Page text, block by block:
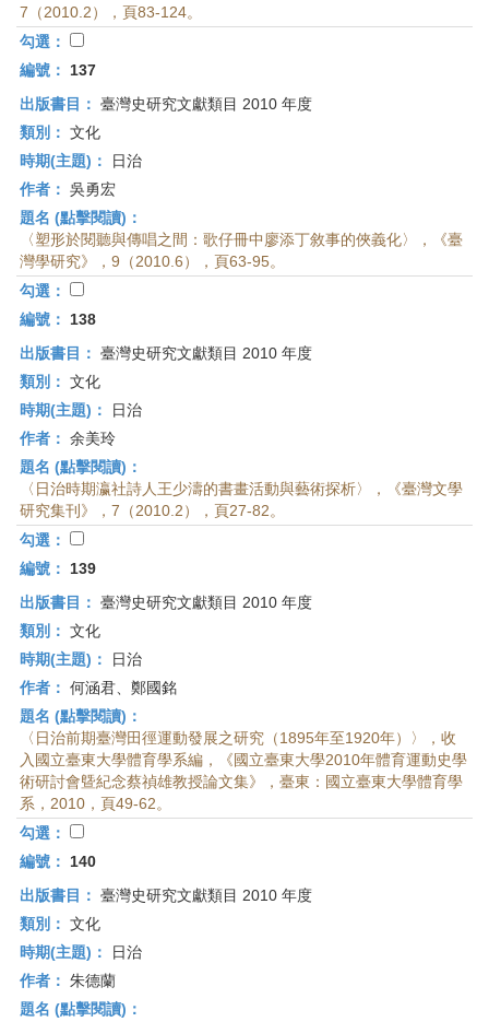
7（2010.2），頁83-124。
勾選：
編號：
137
出版書目： 臺灣史研究文獻類目 2010 年度
類別： 文化
時期(主題)：
日治
作者： 吳勇宏
題名 (點擊閱讀)：
〈塑形於閱聽與傳唱之間：歌仔冊中廖添丁敘事的俠義化〉，《臺
灣學研究》，9（2010.6），頁63-95。
勾選：
編號：
138
出版書目： 臺灣史研究文獻類目 2010 年度
類別： 文化
時期(主題)：
日治
作者： 余美玲
題名 (點擊閱讀)：
〈日治時期瀛社詩人王少濤的書畫活動與藝術探析〉，《臺灣文學
研究集刊》，7（2010.2），頁27-82。
勾選：
編號：
139
出版書目： 臺灣史研究文獻類目 2010 年度
類別： 文化
時期(主題)：
日治
作者： 何涵君、鄭國銘
題名 (點擊閱讀)：
〈日治前期臺灣田徑運動發展之研究（1895年至1920年）〉，收
入國立臺東大學體育學系編，《國立臺東大學2010年體育運動史學
術研討會曁紀念蔡禎雄教授論文集》，臺東：國立臺東大學體育學
系，2010，頁49-62。
勾選：
編號：
140
出版書目： 臺灣史研究文獻類目 2010 年度
類別： 文化
時期(主題)：
日治
作者： 朱德蘭
題名 (點擊閱讀)：